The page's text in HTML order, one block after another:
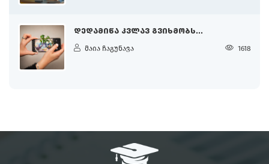
ᲓᲔᲓᲐᲛᲘᲬᲐ ᲙᲕᲚᲐᲕ ᲒᲕᲘᲮᲛᲝᲑᲡ...
მაია ჩაგუნავა 1618